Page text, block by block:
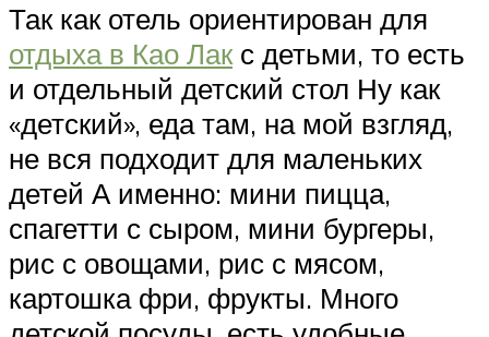
Так как отель ориентирован для
отдыха в Као Лак с детьми, то есть
и отдельный детский стол Ну как
«детский», еда там, на мой взгляд,
не вся подходит для маленьких
детей А именно: мини пицца,
спагетти с сыром, мини бургеры,
рис с овощами, рис с мясом,
картошка фри, фрукты. Много